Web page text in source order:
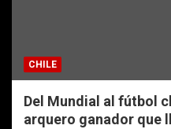
CHILE
Del Mundial al fútbol
arquero ganador que